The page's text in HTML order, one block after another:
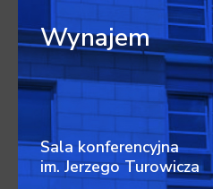
Wynajem
Sala konferencyjna
im. Jerzego Turowicza